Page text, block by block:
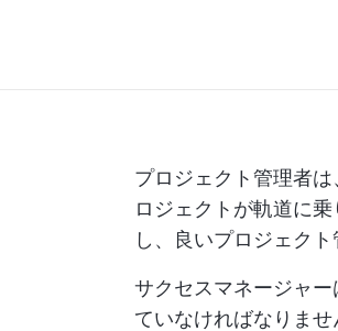
プロジェクト管理者
ロジェクトが軌道に
し、良いプロジェク
サクセスマネージャ
ていなければなりま